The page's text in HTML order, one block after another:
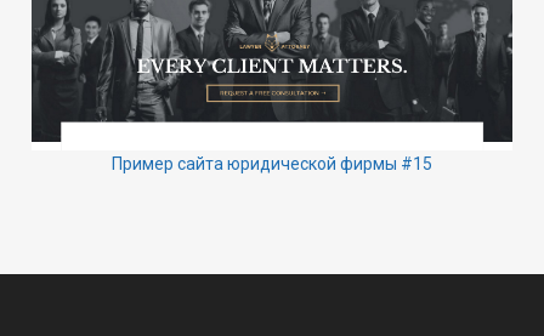
Пример сайта юридической фирмы #15